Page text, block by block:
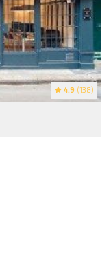
4.9 (138)